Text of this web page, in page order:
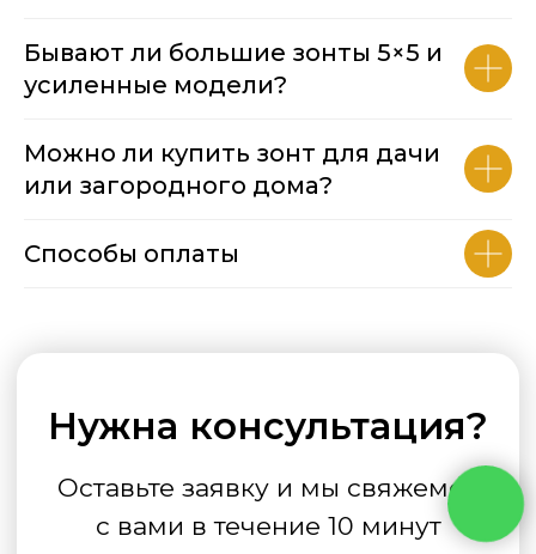
Бывают ли большие зонты 5×5 и
усиленные модели?
Можно ли купить зонт для дачи
или загородного дома?
Способы оплаты